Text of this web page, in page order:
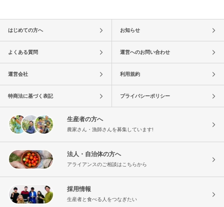
はじめての方へ お知らせ
よくある質問 運営へのお問い合わせ
運営会社 利用規約
特商法に基づく表記 プライバシーポリシー
生産者の方へ
農家さん・漁師さんを募集しています!
法人・自治体の方へ
アライアンスのご相談はこちらから
採用情報
生産者と食べる人をつなぎたい